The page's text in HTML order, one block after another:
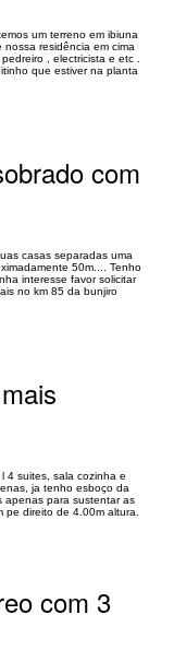
um terreno em ibiuna
nossa residência em cima
, electricista e etc .
que estiver na planta
com
casas separadas uma
50m.... Tenho
interesse favor solicitar
no km 85 da bunjiro
4 suites, sala cozinha e
ja tenho esboço da
apenas para sustentar as
direito de 4.00m altura.
com 3